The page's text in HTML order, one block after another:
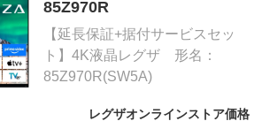
85Z970R
【延長保証+据付サービスセッ
ト】4K液晶レグザ 形名：
85Z970R(SW5A)
レグザオンラインストア価格